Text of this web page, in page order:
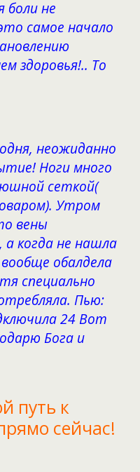
боли не
самое начало
здоровья!.. То
неожиданно
Ноги много
сеткой(
Утром
вены
а когда не нашла
обалдела
специально
Пью:
24 Вот
Бога и
путь к
сейчас!